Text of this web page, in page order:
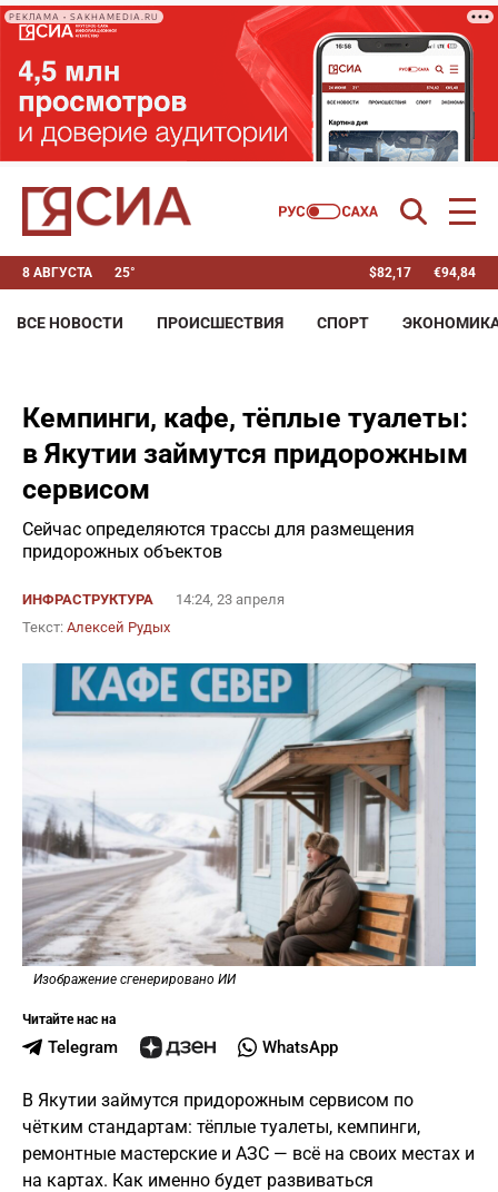
РЕКЛАМА • SAKHAMEDIA.RU
8 АВГУСТА 25° $82,17 €94,84
ВСЕ НОВОСТИ ПРОИСШЕСТВИЯ СПОРТ
Кемпинги, кафе, тёплые туалеты:
в Якутии займутся придорожным
сервисом
Сейчас определяются трассы для размещения
придорожных объектов
ИНФРАСТРУКТУРА
14:24, 23 апреля
Текст: Алексей Рудых
Изображение сгенерировано ИИ
Читайте нас на
Telegram WhatsApp
В Якутии займутся придорожным сервисом по
чётким стандартам: тёплые туалеты, кемпинги,
ремонтные мастерские и АЗС — всё на своих местах и
на картах. Как именно будет развиваться